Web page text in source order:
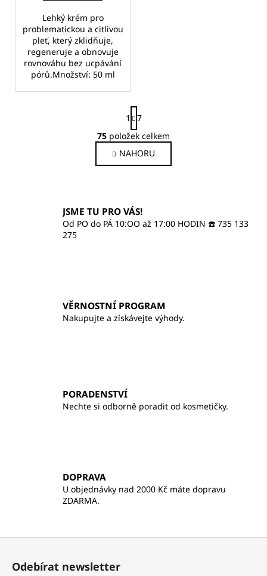
Lehký krém pro
problematickou a citlivou
pleť, který zklidňuje,
regeneruje a obnovuje
rovnováhu bez ucpávání
pórů.Množství: 50 ml
O
v
l
a
c
y
v
ý
S
t
r
á
n
k
n
í
1
7
75 položek celkem
NAHORU
JSME TU PRO VÁS!
Od PO do PÁ 10:OO až 17:00 HODIN ☎️ 735 133
275
VĚRNOSTNÍ PROGRAM
Nakupujte a získávejte výhody.
PORADENSTVÍ
Nechte si odborně poradit od kosmetičky.
DOPRAVA
U objednávky nad 2000 Kč máte dopravu
ZDARMA.
Odebírat newsletter